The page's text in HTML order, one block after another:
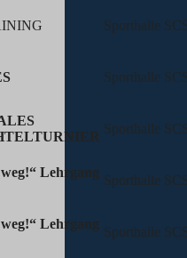
Sporthalle
Sporthalle
Sporthalle
Lehrgang
Sporthalle
Lehrgang
Sporthalle